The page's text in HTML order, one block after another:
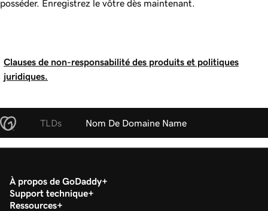
posséder. Enregistrez le vôtre dès maintenant.
Clauses de non-responsabilité des produits et politiques
juridiques.
TLDs Nom De Domaine Name
À propos de GoDaddy
Support technique
Ressources